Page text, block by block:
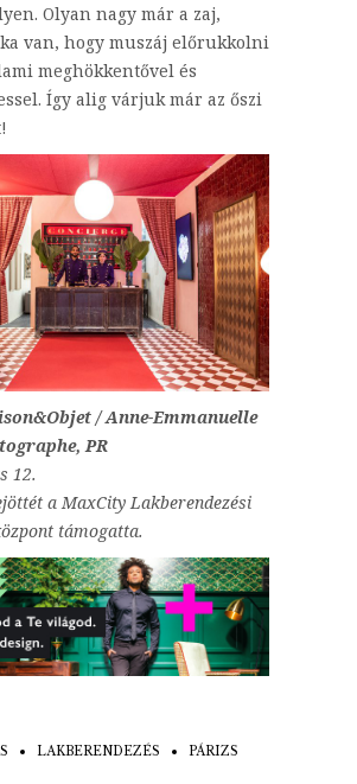
Olyan nagy már a zaj,
van, hogy muszáj előrukkolni
meghökkentővel és
Így alig várjuk már az őszi
/ Anne-Emmanuelle
PR
12.
a MaxCity Lakberendezési
támogatta.
LAKBERENDEZÉS PÁRIZS